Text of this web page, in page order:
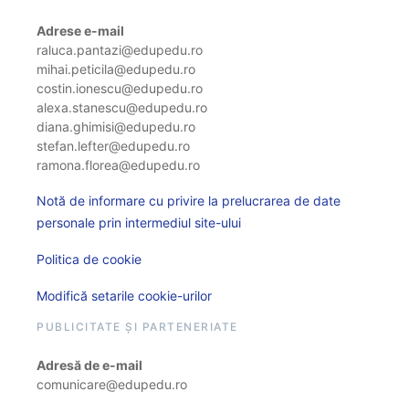
Adrese e-mail
raluca.pantazi@edupedu.ro
mihai.peticila@edupedu.ro
costin.ionescu@edupedu.ro
alexa.stanescu@edupedu.ro
diana.ghimisi@edupedu.ro
stefan.lefter@edupedu.ro
ramona.florea@edupedu.ro
Notă de informare cu privire la prelucrarea de date
personale prin intermediul site-ului
Politica de cookie
Modifică setarile cookie-urilor
PUBLICITATE ȘI PARTENERIATE
Adresă de e-mail
comunicare@edupedu.ro